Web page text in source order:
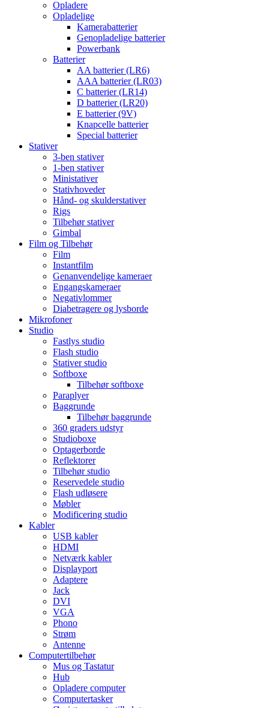
Opladere
Opladelige
Kamerabatterier
Genopladelige batterier
Powerbank
Batterier
AA batterier (LR6)
AAA batterier (LR03)
C batterier (LR14)
D batterier (LR20)
E batterier (9V)
Knapcelle batterier
Special batterier
Stativer
3-ben stativer
1-ben stativer
Ministativer
Stativhoveder
Hånd- og skulderstativer
Rigs
Tilbehør stativer
Gimbal
Film og Tilbehør
Film
Instantfilm
Genanvendelige kameraer
Engangskameraer
Negativlommer
Diabetragere og lysborde
Mikrofoner
Studio
Fastlys studio
Flash studio
Stativer studio
Softboxe
Tilbehør softboxe
Paraplyer
Baggrunde
Tilbehør baggrunde
360 graders udstyr
Studioboxe
Optagerborde
Reflektorer
Tilbehør studio
Reservedele studio
Flash udløsere
Møbler
Modificering studio
Kabler
USB kabler
HDMI
Netværk kabler
Displayport
Adaptere
Jack
DVI
VGA
Phono
Strøm
Antenne
Computertilbehør
Mus og Tastatur
Hub
Opladere computer
Computertasker